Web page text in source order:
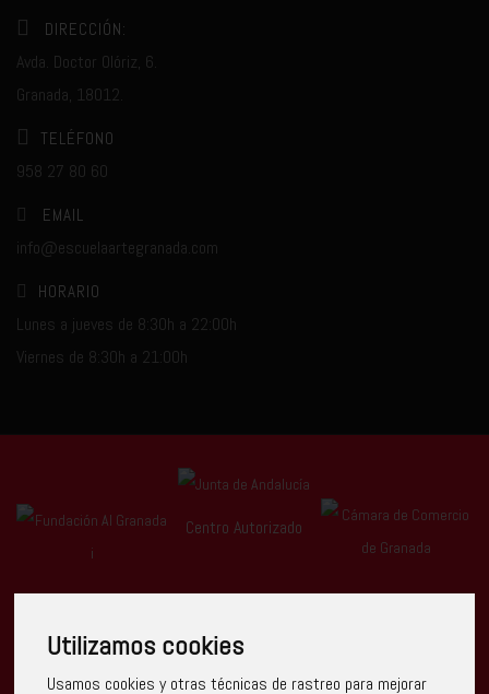
Utilizamos cookies
Usamos cookies y otras técnicas de rastreo para mejorar
DIRECCIÓN:
Avda. Doctor Olóriz, 6.
Granada, 18012.
TELÉFONO
958 27 80 60
EMAIL
info@escuelaartegranada.com
HORARIO
Lunes a jueves de 8:30h a 22:00h
Viernes de 8:30h a 21:00h
Centro Autorizado